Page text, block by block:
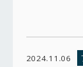
2024.11.06